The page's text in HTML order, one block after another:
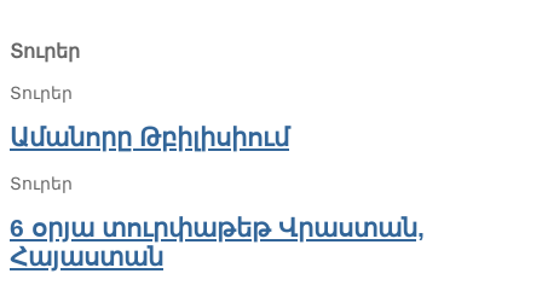
Տուրեր
Տուրեր
Ամանորը Թբիլիսիում
Տուրեր
6 օրյա տուրփաթեթ Վրաստան,
Հայաստան